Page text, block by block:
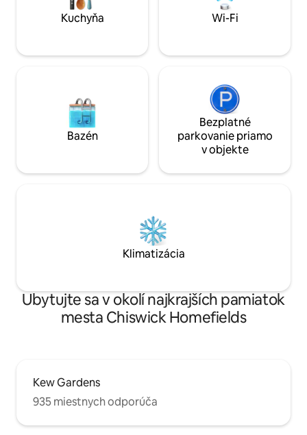
nie sú zahrnutí v uvedenej cene.
Informujte nás vopred, aby ste sa uistili,
Kuchyňa Wi-Fi
Bazén
Bezplatné
parkovanie priamo
v objekte
Klimatizácia
Ubytujte sa v okolí najkrajších pamiatok
mesta Chiswick Homefields
Kew Gardens
935 miestnych odporúča